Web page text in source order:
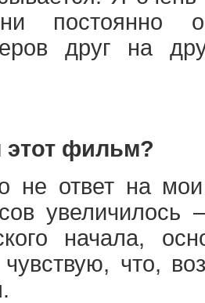
постоянно
друг на
фильм?
не ответ на
начала,
что,